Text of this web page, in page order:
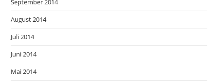
September 2014
August 2014
Juli 2014
Juni 2014
Mai 2014